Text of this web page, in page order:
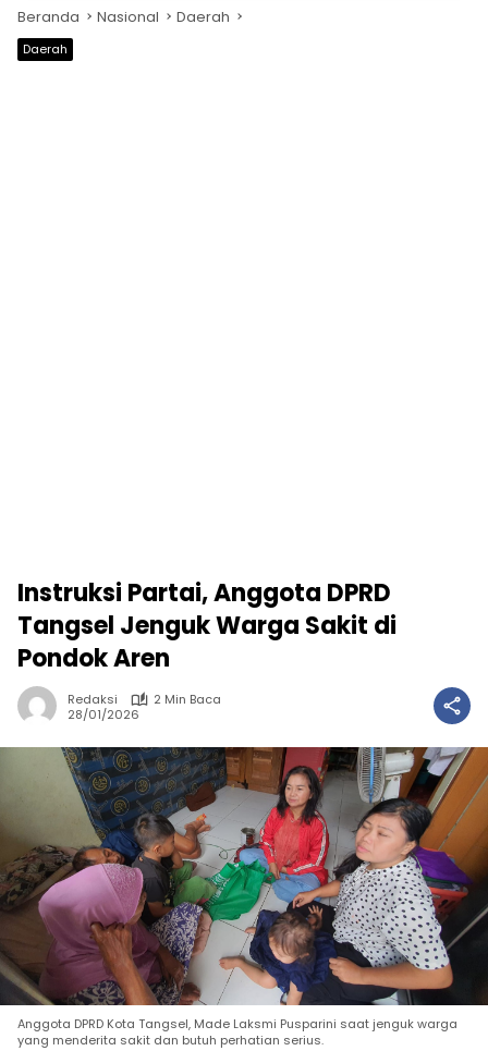
Beranda Nasional Daerah
Daerah
Instruksi Partai, Anggota DPRD
Tangsel Jenguk Warga Sakit di
Pondok Aren
Redaksi
2 Min Baca
28/01/2026
Anggota DPRD Kota Tangsel, Made Laksmi Pusparini saat jenguk warga
yang menderita sakit dan butuh perhatian serius.